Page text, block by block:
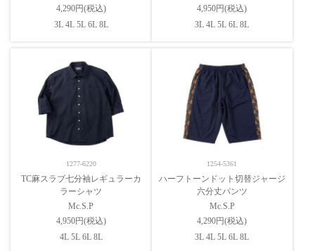
4,290円(税込)
3L 4L 5L 6L 8L
4,950円(税込)
3L 4L 5L 6L 8L
1277-6220
TC麻スラブ七分袖レギュラーカ
ラーシャツ
Mc.S.P
4,950円(税込)
4L 5L 6L 8L
1254-5361
ハーフトーンドット切替ジャージ
六分丈パンツ
Mc.S.P
4,290円(税込)
3L 4L 5L 6L 8L